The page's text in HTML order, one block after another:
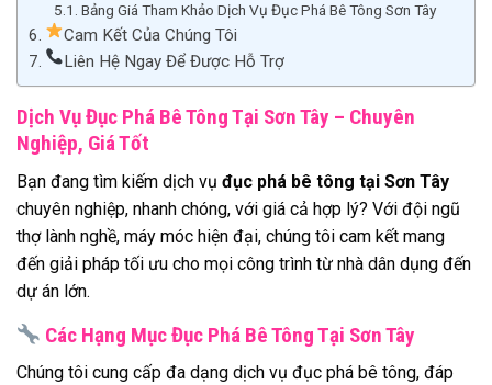
Bảng Giá Tham Khảo Dịch Vụ Đục Phá Bê Tông Sơn Tây
Cam Kết Của Chúng Tôi
Liên Hệ Ngay Để Được Hỗ Trợ
Dịch Vụ Đục Phá Bê Tông Tại Sơn Tây – Chuyên
Nghiệp, Giá Tốt
Bạn đang tìm kiếm dịch vụ đục phá bê tông tại Sơn Tây
chuyên nghiệp, nhanh chóng, với giá cả hợp lý? Với đội ngũ
thợ lành nghề, máy móc hiện đại, chúng tôi cam kết mang
đến giải pháp tối ưu cho mọi công trình từ nhà dân dụng đến
dự án lớn.
Các Hạng Mục Đục Phá Bê Tông Tại Sơn Tây
Chúng tôi cung cấp đa dạng dịch vụ đục phá bê tông, đáp